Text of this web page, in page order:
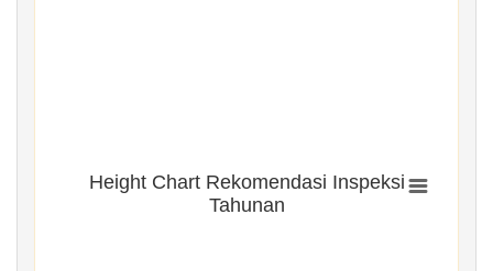
Height Chart Rekomendasi Inspeksi
Tahunan